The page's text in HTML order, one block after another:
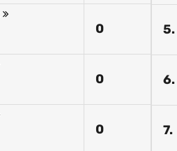
0
0
0
5.
6.
7.